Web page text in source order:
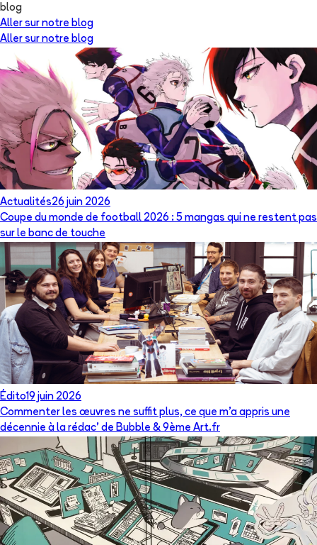
blog
Aller sur notre blog
Aller sur notre blog
Actualités26 juin 2026
Coupe du monde de football 2026 : 5 mangas qui ne restent pas
sur le banc de touche
Édito19 juin 2026
Commenter les œuvres ne suffit plus, ce que m’a appris une
décennie à la rédac’ de Bubble & 9ème Art.fr